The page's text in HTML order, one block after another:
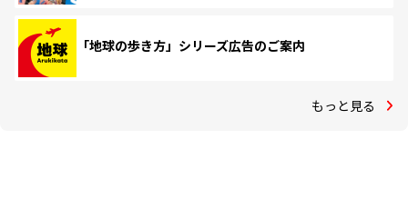
「地球の歩き方」シリーズ広告のご案内
もっと見る